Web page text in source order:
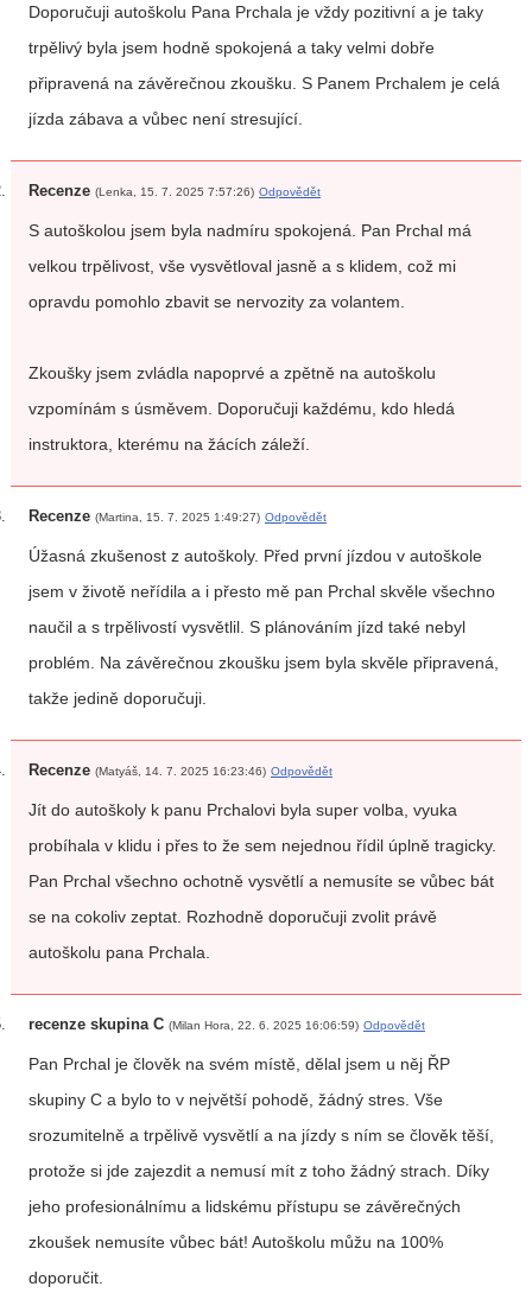
Doporučuji autoškolu Pana Prchala je vždy pozitivní a je taky
trpělivý byla jsem hodně spokojená a taky velmi dobře
připravená na závěrečnou zkoušku. S Panem Prchalem je celá
jízda zábava a vůbec není stresující.
Recenze (Lenka, 15. 7. 2025 7:57:26) Odpovědět
S autoškolou jsem byla nadmíru spokojená. Pan Prchal má
velkou trpělivost, vše vysvětloval jasně a s klidem, což mi
opravdu pomohlo zbavit se nervozity za volantem.
Zkoušky jsem zvládla napoprvé a zpětně na autoškolu
vzpomínám s úsměvem. Doporučuji každému, kdo hledá
instruktora, kterému na žácích záleží.
Recenze (Martina, 15. 7. 2025 1:49:27) Odpovědět
Úžasná zkušenost z autoškoly. Před první jízdou v autoškole
jsem v životě neřídila a i přesto mě pan Prchal skvěle všechno
naučil a s trpělivostí vysvětlil. S plánováním jízd také nebyl
problém. Na závěrečnou zkoušku jsem byla skvěle připravená,
takže jedině doporučuji.
Recenze (Matyáš, 14. 7. 2025 16:23:46) Odpovědět
Jít do autoškoly k panu Prchalovi byla super volba, vyuka
probíhala v klidu i přes to že sem nejednou řídil úplně tragicky.
Pan Prchal všechno ochotně vysvětlí a nemusíte se vůbec bát
se na cokoliv zeptat. Rozhodně doporučuji zvolit právě
autoškolu pana Prchala.
recenze skupina C (Milan Hora, 22. 6. 2025 16:06:59) Odpovědět
Pan Prchal je člověk na svém místě, dělal jsem u něj ŘP
skupiny C a bylo to v největší pohodě, žádný stres. Vše
srozumitelně a trpělivě vysvětlí a na jízdy s ním se člověk těší,
protože si jde zajezdit a nemusí mít z toho žádný strach. Díky
jeho profesionálnímu a lidskému přístupu se závěrečných
zkoušek nemusíte vůbec bát! Autoškolu můžu na 100%
doporučit.